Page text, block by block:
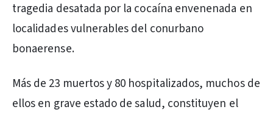
tragedia desatada por la cocaína envenenada en
localidades vulnerables del conurbano
bonaerense.
Más de 23 muertos y 80 hospitalizados, muchos de
ellos en grave estado de salud, constituyen el